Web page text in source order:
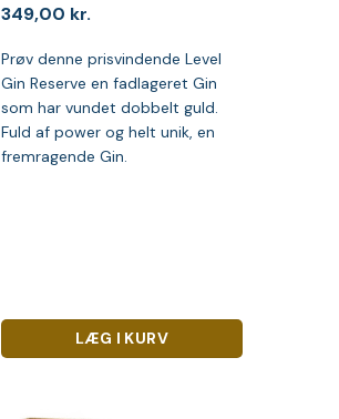
349,00 kr.
Prøv denne prisvindende Level
Gin Reserve en fadlageret Gin
som har vundet dobbelt guld.
Fuld af power og helt unik, en
fremragende Gin.
LÆG I KURV